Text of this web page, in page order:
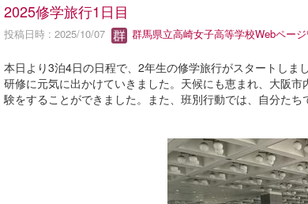
2025修学旅行1日目
投稿日時 : 2025/10/07 群馬県立高崎女子高等学校Webペー
本日より3泊4日の日程で、2年生の修学旅行がスタートし
研修に元気に出かけていきました。天候にも恵まれ、大阪
験をすることができました。また、班別行動では、自分た